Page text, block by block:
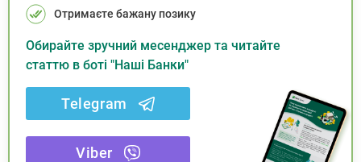
Отримаєте бажану позику
Обирайте зручний месенджер та читайте
статтю в боті "Наші Банки"
Telegram
Viber